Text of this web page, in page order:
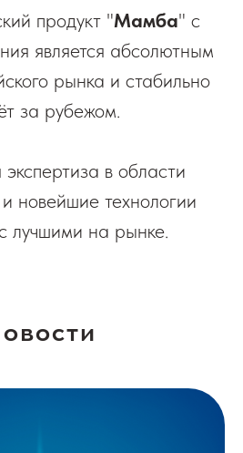
продукт "Мамба" с
является абсолютным
рынка и стабильно
за рубежом.
в области
новейшие технологии
лучшими на рынке.